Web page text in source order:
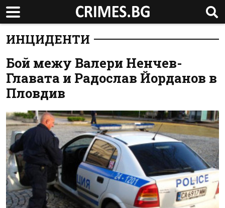
ИНЦИДЕНТИ
Бой межу Валери Ненчев-
Главата и Радослав Йорданов в
Пловдив